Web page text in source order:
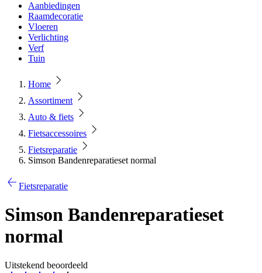
Aanbiedingen
Raamdecoratie
Vloeren
Verlichting
Verf
Tuin
Home
Assortiment
Auto & fiets
Fietsaccessoires
Fietsreparatie
Simson Bandenreparatieset normal
Fietsreparatie
Simson Bandenreparatieset
normal
Uitstekend beoordeeld